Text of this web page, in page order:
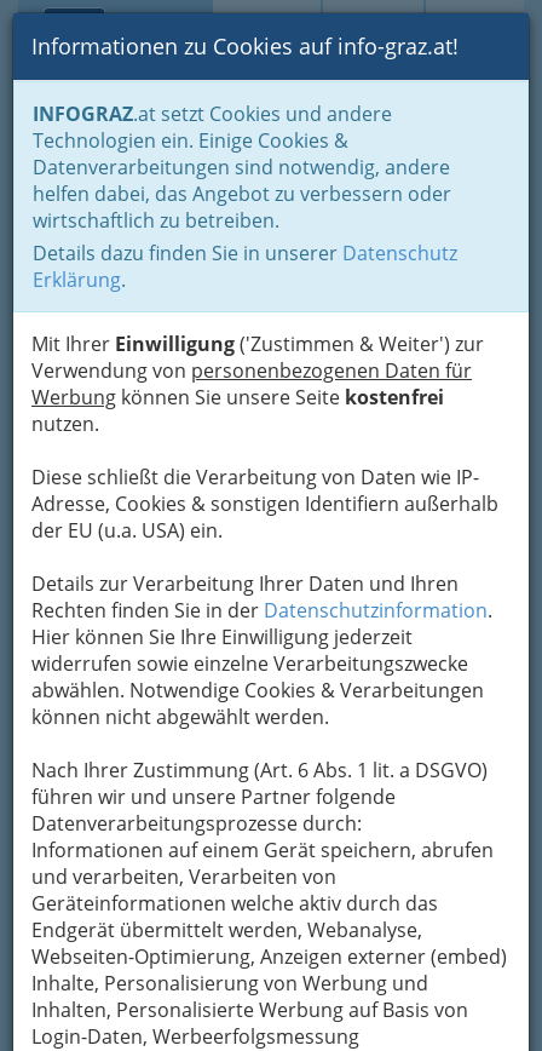
Suche Login Toggle
Informationen zu Cookies auf info-graz.at!
INFOGRAZ.at setzt Cookies und andere
Technologien ein. Einige Cookies &
Datenverarbeitungen sind notwendig, andere
helfen dabei, das Angebot zu verbessern oder
wirtschaftlich zu betreiben.
Details dazu finden Sie in unserer Datenschutz
Erklärung.
Mit Ihrer Einwilligung('Zustimmen & Weiter') zur
Verwendung von personenbezogenen Daten für
Werbung können Sie unsere Seite kostenfrei
nutzen.
Diese schließt die Verarbeitung von Daten wie IP-
Adresse, Cookies & sonstigen Identifiern außerhalb
der EU (u.a. USA) ein.
Details zur Verarbeitung Ihrer Daten und Ihren
Rechten finden Sie in der Datenschutzinformation.
Hier können Sie Ihre Einwilligung jederzeit
widerrufen sowie einzelne Verarbeitungszwecke
abwählen. Notwendige Cookies & Verarbeitungen
können nicht abgewählt werden.
Nach Ihrer Zustimmung (Art. 6 Abs. 1 lit. a DSGVO)
führen wir und unsere Partner folgende
Datenverarbeitungsprozesse durch:
Informationen auf einem Gerät speichern, abrufen
und verarbeiten, Verarbeiten von
Geräteinformationen welche aktiv durch das
Endgerät übermittelt werden, Webanalyse,
Webseiten-Optimierung, Anzeigen externer (embed)
Inhalte, Personalisierung von Werbung und
Inhalten, Personalisierte Werbung auf Basis von
Login-Daten, Werbeerfolgsmessung
Home Branchen
Freizeit & Sport
Gesellschaft - Politische Gestalter
Kind - Familie
Kindergärten
Karl-Schubert-Schule
Waldorfkindergarten mit
Integration
Riesstraße 351, 8010 Graz
+43 316 302 434
+43 650 300 24 34
Karte